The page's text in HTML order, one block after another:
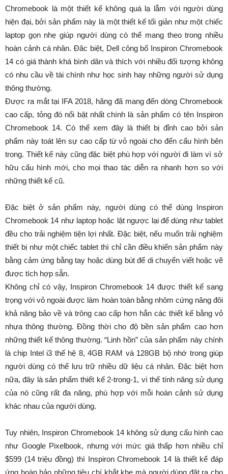
Chromebook là một thiết kế không quá lạ lẫm với người dùng
hiện đại, bởi sản phẩm này là một thiết kế tối giản như một chiếc
laptop gọn nhẹ giúp người dùng có thể mang theo trong nhiều
hoàn cảnh cá nhân. Đăc biệt, Dell công bố Inspiron Chromebook
14 có giá thành khá bình dân và thích với nhiều đối tượng không
có nhu cầu về tài chính như học sinh hay những người sử dụng
thông thường.
Được ra mắt tại IFA 2018, hãng đã mang đến dòng Chromebook
cao cấp, tỏng đó nổi bật nhất chính là sản phẩm có tên Inspiron
Chromebook 14. Có thể xem đây là thiết bị đỉnh cao bởi sản
phẩm này toát lên sự cao cấp từ vỏ ngoài cho đến cấu hình bên
trong. Thiết kế này cũng đặc biệt phù hợp với người đi làm vì sở
hữu cấu hình mới, cho mọi thao tác diễn ra nhanh hơn so với
những thiết kế cũ.
Đặc biệt ở sản phẩm này, người dùng có thể dùng Inspiron
Chromebook 14 như laptop hoặc lật ngược lại để dùng như tablet
đều cho trải nghiệm tiện lợi nhất. Đặc biệt, nếu muốn trải nghiệm
thiết bị như một chiếc tablet thì chỉ cần điều khiển sản phẩm này
bằng cảm ứng bằng tay hoặc dùng bút để di chuyển viết hoặc vẽ
được tích hợp sẵn.
Không chỉ có vậy, Inspiron Chromebook 14 được thiết kế sang
trọng với vỏ ngoài được làm hoàn toàn bằng nhôm cứng nâng đôi
khả năng bảo về và trông cao cấp hơn hẳn các thiết kế bằng vỏ
nhựa thông thường. Đồng thời cho độ bền sản phẩm cao hơn
những thiết kế thông thường. “Linh hồn” của sản phẩm này chính
là chip Intel i3 thế hệ 8, 4GB RAM và 128GB bộ nhớ trong giúp
người dùng có thể lưu trữ nhiều dữ liệu cá nhân. Đặc biệt hơn
nữa, đây là sản phẩm thiết kế 2-trong-1, vì thế tính năng sử dụng
của nó cũng rất đa năng, phù hợp với mỗi hoàn cảnh sử dụng
khác nhau của người dùng.
Tuy nhiên, Inspiron Chromebook 14 không sử dụng cấu hình cao
như Google Pixelbook, nhưng với mức giá thấp hơn nhiều chỉ
$599 (14 triệu đồng) thì Inspiron Chromebook 14 là thiết kế đáp
ứng hoàn hảo những tiêu chí khắt khe mà người dùng đặt ra cho